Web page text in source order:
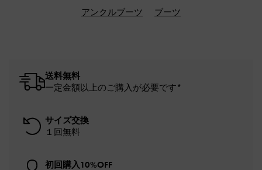
アンクルブーツ
ブーツ
送料無料
一定金額以上のご購入が必要です*
サイズ交換
１回無料
初回購入10%OFF